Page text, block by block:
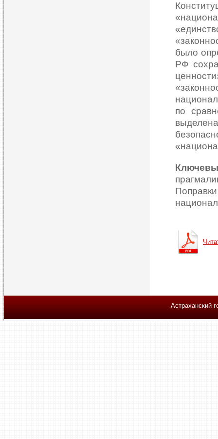
было
РФ
по
Астраханский